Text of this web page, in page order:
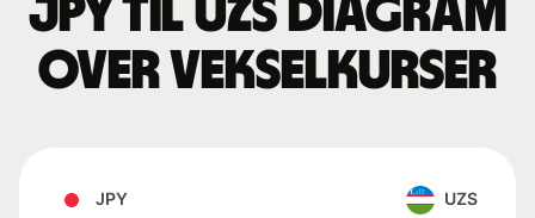
JPY til UZS Diagram
over vekselkurser
JPY UZS